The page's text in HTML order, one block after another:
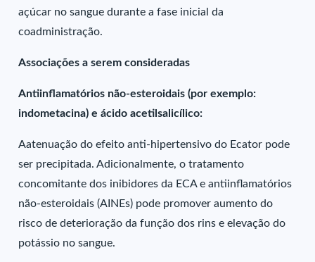
açúcar no sangue durante a fase inicial da
coadministração.
Associações a serem consideradas
Antiinflamatórios não-esteroidais (por exemplo:
indometacina) e ácido acetilsalicílico:
Aatenuação do efeito anti-hipertensivo do Ecator pode
ser precipitada. Adicionalmente, o tratamento
concomitante dos inibidores da ECA e antiinflamatórios
não-esteroidais (AINEs) pode promover aumento do
risco de deterioração da função dos rins e elevação do
potássio no sangue.